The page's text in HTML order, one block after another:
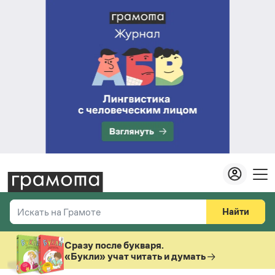
Искать на Грамоте
Справочная служба
Найти
Везде